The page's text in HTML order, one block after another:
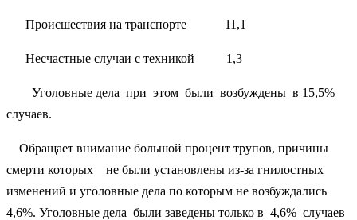
Происшествия на транспорте 11,1
Несчастные случаи с техникой 1,3
Уголовные дела при этом были возбуждены в 15,5%
случаев.
Обращает внимание большой процент трупов, причины
смерти которых не были установлены из-за гнилостных
изменений и уголовные дела по которым не возбуждались
4,6%. Уголовные дела были заведены только в 4,6% случаев